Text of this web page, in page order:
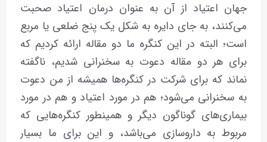
جهان اعتیاد از آن به عنوان درمان اعتیاد صحبت
می‌کنند، به جای دایره به شکل یک پنج ضلعی یا مربع
است؛ البته در این کنگره ما دو مقاله ارائه کردیم که
برای هر دو مقاله دعوت به سخنرانی شدیم، ناگفته
نماند که برای شرکت در کنگره‌ها همیشه از من دعوت
به سخنرانی می‌شود؛ هم در مورد اعتیاد و هم در مورد
بیماری‌های گوناگون دیگر و همینطور کنگره‌هایی که
مربوط به داروسازی می‌باشد، و این برای ما بسیار